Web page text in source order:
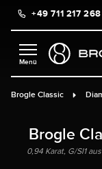
springen
+49 711 217
Brogle Classic
Brogle
0,94 Karat, G/SI1